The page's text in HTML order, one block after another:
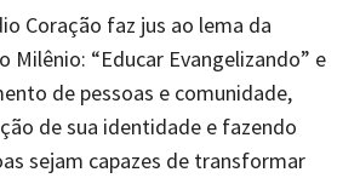
Coração faz jus ao lema da
Milênio: “Educar Evangelizando” e
de pessoas e comunidade,
de sua identidade e fazendo
sejam capazes de transformar